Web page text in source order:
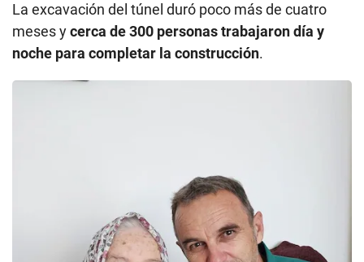
La excavación del túnel duró poco más de cuatro
meses ycerca de 300 personas trabajaron día y
noche para completar la construcción.